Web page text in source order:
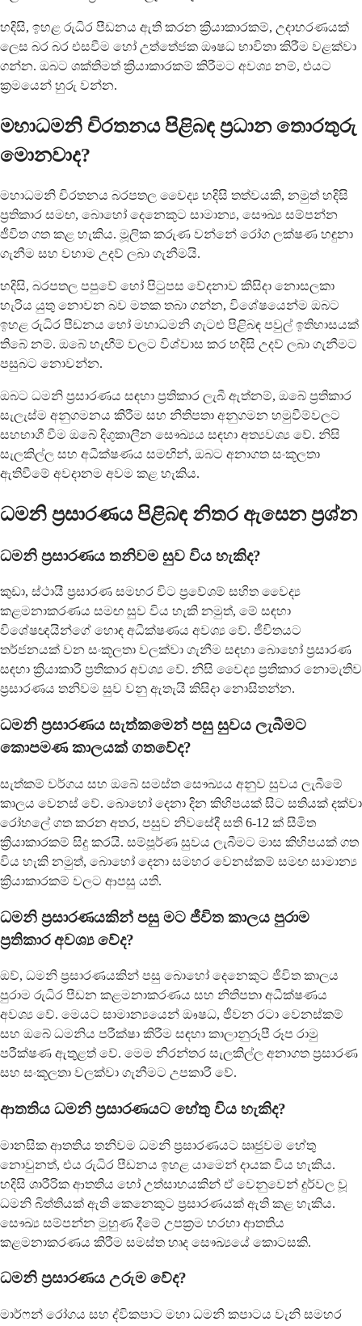
හදිසි, ඉහළ රුධිර පීඩනය ඇති කරන ක්‍රියාකාරකම්, උදාහරණයක්
ලෙස බර බර එසවීම හෝ උත්තේජක ඖෂධ භාවිතා කිරීම වළක්වා
ගන්න. ඔබට ශක්තිමත් ක්‍රියාකාරකම් කිරීමට අවශ්‍ය නම්, එයට
ක්‍රමයෙන් හුරු වන්න.
මහාධමනි චිරතනය පිළිබඳ ප්‍රධාන තොරතුරු
මොනවාද?
මහාධමනි චිරතනය බරපතල වෛද්‍ය හදිසි තත්වයකි, නමුත් හදිසි
ප්‍රතිකාර සමඟ, බොහෝ දෙනෙකුට සාමාන්‍ය, සෞඛ්‍ය සම්පන්න
ජීවිත ගත කළ හැකිය. මූලික කරුණ වන්නේ රෝග ලක්ෂණ හඳුනා
ගැනීම සහ වහාම උදව් ලබා ගැනීමයි.
හදිසි, බරපතල පපුවේ හෝ පිටුපස වේදනාව කිසිදා නොසලකා
හැරිය යුතු නොවන බව මතක තබා ගන්න, විශේෂයෙන්ම ඔබට
ඉහළ රුධිර පීඩනය හෝ මහාධමනි ගැටළු පිළිබඳ පවුල් ඉතිහාසයක්
තිබේ නම්. ඔබේ හැඟීම් වලට විශ්වාස කර හදිසි උදව් ලබා ගැනීමට
පසුබට නොවන්න.
ඔබට ධමනි ප්‍රසාරණය සඳහා ප්‍රතිකාර ලැබී ඇත්නම්, ඔබේ ප්‍රතිකාර
සැලැස්ම අනුගමනය කිරීම සහ නිතිපතා අනුගමන හමුවීම්වලට
සහභාගී වීම ඔබේ දිගුකාලීන සෞඛ්‍යය සඳහා අත්‍යවශ්‍ය වේ. නිසි
සැලකිල්ල සහ අධීක්ෂණය සමඟින්, ඔබට අනාගත සංකූලතා
ඇතිවීමේ අවදානම අවම කළ හැකිය.
ධමනි ප්‍රසාරණය පිළිබඳ නිතර ඇසෙන ප්‍රශ්න
ධමනි ප්‍රසාරණය තනිවම සුව විය හැකිද?
කුඩා, ස්ථායී ප්‍රසාරණ සමහර විට ප්‍රවේශම් සහිත වෛද්‍ය
කළමනාකරණය සමඟ සුව විය හැකි නමුත්, මේ සඳහා
විශේෂඥයින්ගේ හොඳ අධීක්ෂණය අවශ්‍ය වේ. ජීවිතයට
තර්ජනයක් වන සංකූලතා වලක්වා ගැනීම සඳහා බොහෝ ප්‍රසාරණ
සඳහා ක්‍රියාකාරී ප්‍රතිකාර අවශ්‍ය වේ. නිසි වෛද්‍ය ප්‍රතිකාර නොමැතිව
ප්‍රසාරණය තනිවම සුව වනු ඇතැයි කිසිදා නොසිතන්න.
ධමනි ප්‍රසාරණය සැත්කමෙන් පසු සුවය ලැබීමට
කොපමණ කාලයක් ගතවේද?
සැත්කම් වර්ගය සහ ඔබේ සමස්ත සෞඛ්‍යය අනුව සුවය ලැබීමේ
කාලය වෙනස් වේ. බොහෝ දෙනා දින කිහිපයක් සිට සතියක් දක්වා
රෝහලේ ගත කරන අතර, පසුව නිවසේදී සති 6-12 ක් සීමිත
ක්‍රියාකාරකම් සිදු කරයි. සම්පූර්ණ සුවය ලැබීමට මාස කිහිපයක් ගත
විය හැකි නමුත්, බොහෝ දෙනා සමහර වෙනස්කම් සමඟ සාමාන්‍ය
ක්‍රියාකාරකම් වලට ආපසු යති.
ධමනි ප්‍රසාරණයකින් පසු මට ජීවිත කාලය පුරාම
ප්‍රතිකාර අවශ්‍ය වේද?
ඔව්, ධමනි ප්‍රසාරණයකින් පසු බොහෝ දෙනෙකුට ජීවිත කාලය
පුරාම රුධිර පීඩන කළමනාකරණය සහ නිතිපතා අධීක්ෂණය
අවශ්‍ය වේ. මෙයට සාමාන්‍යයෙන් ඖෂධ, ජීවන රටා වෙනස්කම්
සහ ඔබේ ධමනිය පරීක්ෂා කිරීම සඳහා කාලානුරූපී රූප රාමු
පරීක්ෂණ ඇතුළත් වේ. මෙම නිරන්තර සැලකිල්ල අනාගත ප්‍රසාරණ
සහ සංකූලතා වලක්වා ගැනීමට උපකාරී වේ.
ආතතිය ධමනි ප්‍රසාරණයට හේතු විය හැකිද?
මානසික ආතතිය තනිවම ධමනි ප්‍රසාරණයට ඍජුවම හේතු
නොවුනත්, එය රුධිර පීඩනය ඉහළ යාමෙන් දායක විය හැකිය.
හදිසි ශාරීරික ආතතිය හෝ උත්සාහයකින් ඒ වෙනුවෙන් දුර්වල වූ
ධමනි බිත්තියක් ඇති කෙනෙකුට ප්‍රසාරණයක් ඇති කළ හැකිය.
සෞඛ්‍ය සම්පන්න මුහුණ දීමේ උපක්‍රම හරහා ආතතිය
කළමනාකරණය කිරීම සමස්ත හෘද සෞඛ්‍යයේ කොටසකි.
ධමනි ප්‍රසාරණය උරුම වේද?
මාර්ෆන් රෝගය සහ ද්විකපාට මහා ධමනි කපාටය වැනි සමහර